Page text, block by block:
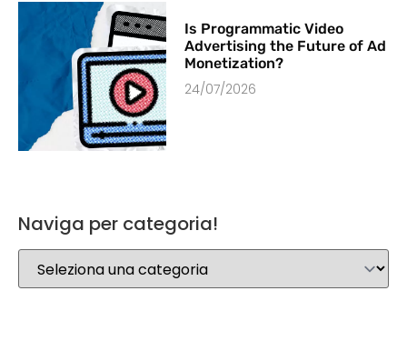
Is Programmatic Video
Advertising the Future of Ad
Monetization?
24/07/2026
Naviga per categoria!